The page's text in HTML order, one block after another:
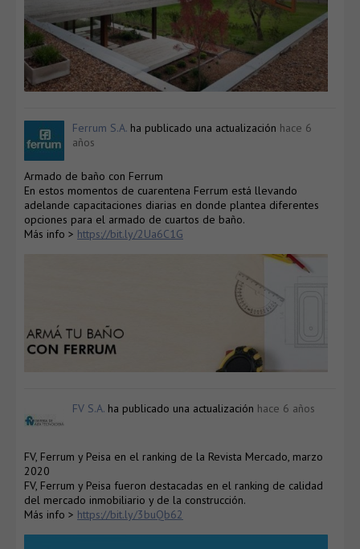
Ferrum S.A. ha publicado una actualización hace 6
años
Armado de baño con Ferrum
En estos momentos de cuarentena Ferrum está llevando
adelande capacitaciones diarias en donde plantea diferentes
opciones para el armado de cuartos de baño.
Más info > https://bit.ly/2Ua6C1G
FV S.A. ha publicado una actualización hace 6 años
FV, Ferrum y Peisa en el ranking de la Revista Mercado, marzo
2020
FV, Ferrum y Peisa fueron destacadas en el ranking de calidad
del mercado inmobiliario y de la construcción.
Más info > https://bit.ly/3buQb62